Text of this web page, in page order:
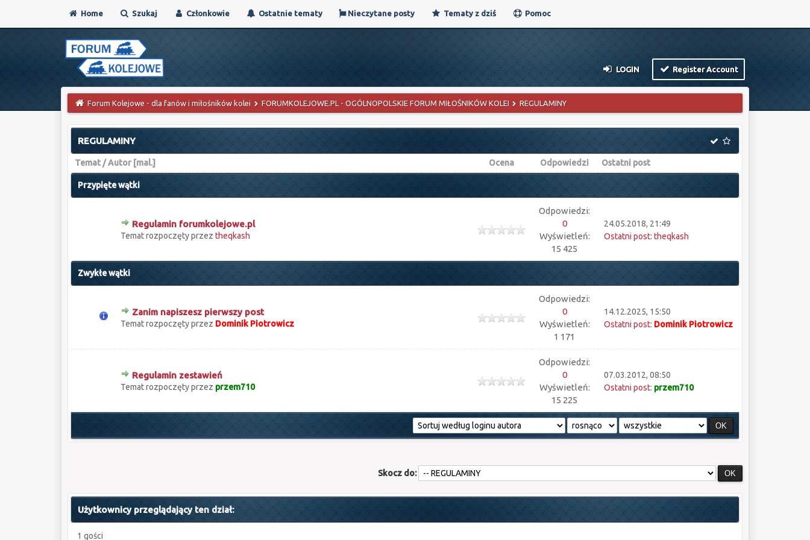
Home Szukaj Członkowie Ostatnie tematy Nieczytane posty Tematy z dziś Pomoc
LOGIN Register Account
Forum Kolejowe - dla fanów i miłośników kolei FORUMKOLEJOWE.PL - OGÓLNOPOLSKIE FORUM MIŁOŚNIKÓW KOLEI REGULAMINY
REGULAMINY
Temat/Autor [mal.] Ocena Odpowiedzi Ostatni post
Przypięte wątki
Regulamin forumkolejowe.pl
Temat rozpoczęty przez theqkash
0 głosów - średnia ocena: 0 na 5 gwiazdek
12345
Odpowiedzi:
0
Wyświetleń:
15 425
24.05.2018, 21:49
Ostatni post: theqkash
Zwykłe wątki
Zanim napiszesz pierwszy post
Temat rozpoczęty przez Dominik Piotrowicz
0 głosów - średnia ocena: 0 na 5 gwiazdek
12345
Odpowiedzi:
0
Wyświetleń:
1 171
14.12.2025, 15:50
Ostatni post: Dominik Piotrowicz
Regulamin zestawień
Temat rozpoczęty przez przem710
0 głosów - średnia ocena: 0 na 5 gwiazdek
12345
Odpowiedzi:
0
Wyświetleń:
15 225
07.03.2012, 08:50
Ostatni post: przem710
Skocz do:
Użytkownicy przeglądający ten dział:
1 gości